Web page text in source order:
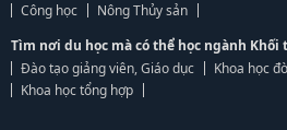
Công học
Nông Thủy sản
Tìm nơi du học mà có thể học ngành Khối
Đào tạo giảng viên, Giáo dục
Khoa học
Khoa học tổng hợp